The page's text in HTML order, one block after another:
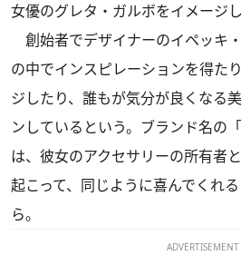
女優のグレタ・ガルボをイメージ
創始者でデザイナーのイペッキ
の中でインスピレーションを得た
ジしたり、誰もが気分が良くなる
ンしているという。ブランド名の
は、彼女のアクセサリーの所有者
起こって、同じように喜んでくれ
ら。
ADVERTISEMENT